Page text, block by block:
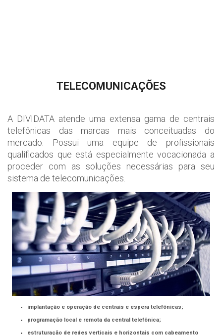
TELECOMUNICAÇÕES
A DIVIDATA atende uma extensa gama de centrais
telefônicas das marcas mais conceituadas do
mercado. Possui uma equipe de profissionais
qualificados que está especialmente vocacionada a
proceder com as soluções necessárias para seu
sistema de telecomunicações.
implantação e operação de centrais e espera telefônicas;
programação local e remota da central telefônica;
estruturação de redes verticais e horizontais com cabeamento